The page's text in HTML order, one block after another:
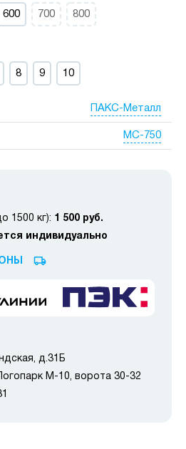
600 700 800
8 9 10
ПАКС-Металл
МС-750
1500 кг): 1 500 руб.
индивидуально
д.31Б
М-10, ворота 30-32